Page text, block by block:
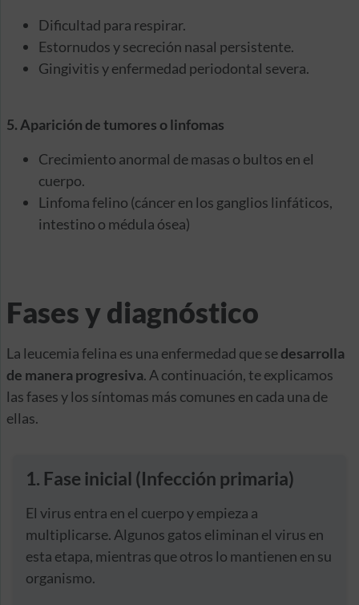
Dificultad para respirar.
Estornudos y secreción nasal persistente.
Gingivitis y enfermedad periodontal severa.
5. Aparición de tumores o linfomas
Crecimiento anormal de masas o bultos en el
cuerpo.
Linfoma felino (cáncer en los ganglios linfáticos,
intestino o médula ósea)
Fases y diagnóstico
La leucemia felina es una enfermedad que sedesarrolla
de manera progresiva. A continuación, te explicamos
las fases y los síntomas más comunes en cada una de
ellas.
1. Fase inicial (Infección primaria)
El virus entra en el cuerpo y empieza a
multiplicarse. Algunos gatos eliminan el virus en
esta etapa, mientras que otros lo mantienen en su
organismo.